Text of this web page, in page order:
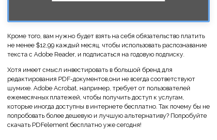
Кроме того, вам нужно будет взять на себя обязательство платить
не менее $12,99 каждый месяц, чтобы использовать распознавание
текста с Adobe Reader, и подписаться на годовую подписку.
Хотя имеет смысл инвестировать в большой бренд для
редактирования PDF-документов,они не всегда соответствуют
шумихе. Adobe Acrobat, например, требует от пользователей
ежемесячных платежей, чтобы получить доступ к услугам,
которые иногда доступны в интернете бесплатно. Так почему бы не
попробовать более дешевую и лучшую альтернативу? Попробуйте
скачать PDFelement бесплатно уже сегодня!